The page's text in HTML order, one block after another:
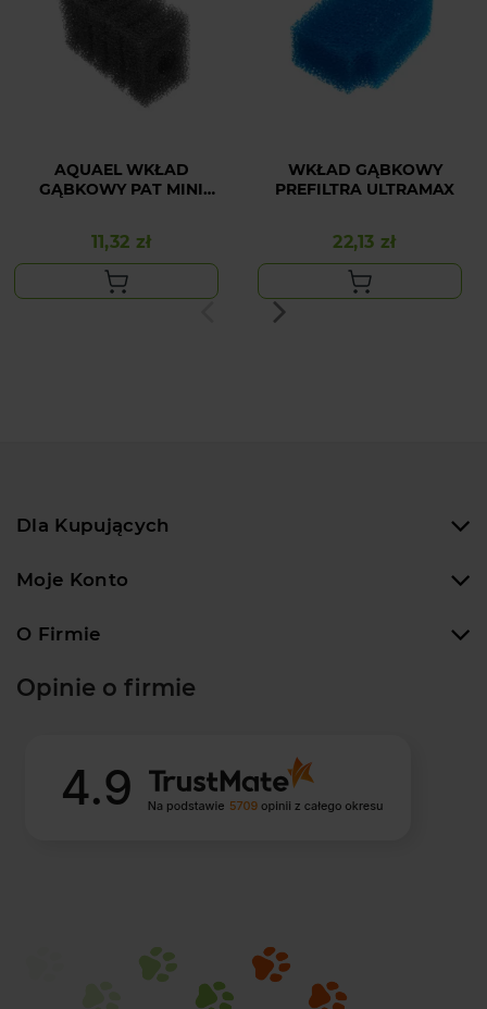
AQUAEL WKŁAD
GĄBKOWY PAT MINI
Cena
11,32 zł
WKŁAD GĄBKOWY
PREFILTRA ULTRAMAX
Cena
22,13 zł
Dla Kupujących
Moje Konto
O Firmie
Opinie o firmie